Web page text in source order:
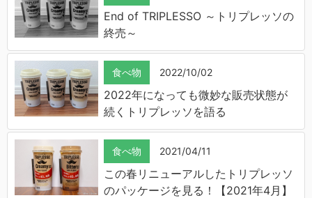
End of TRIPLESSO ～トリプレッソの
終売～
食べ物 2022/10/02
2022年になっても微妙な販売状態が
続くトリプレッソを語る
食べ物 2021/04/11
この春リニューアルしたトリプレッソ
のパッケージを見る！【2021年4月】